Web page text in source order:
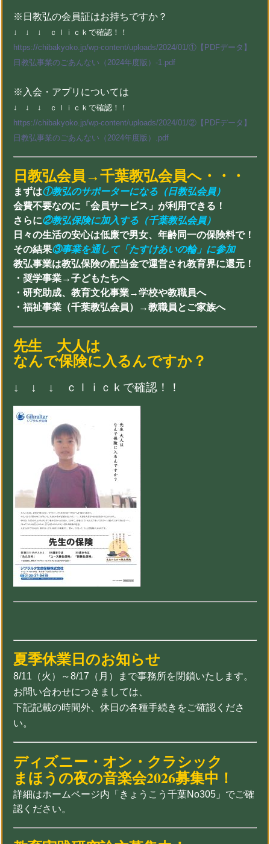
※日教弘の会員証はお持ちですか？
↓ ↓ ↓ ｃｌｉｃｋで確認！
！
https://chibakyoko.jp/wp-content/uploads/2024/01/①【PDFデータ】
日教弘事業のごあんない（2024年度版）-1.pdf
※入会・アプリについては
↓ ↓ ↓ ｃｌｉｃｋで確認！
！
https://chibakyoko.jp/wp-content/uploads/2024/01/②【PDFデータ】
日教弘事業のごあんない（2024年度版）.pdf
日教弘会員→千葉教弘会員へ・・・
まずは①教弘のサポーターになる（日教弘会員）
会費不要なのに「会員サービス」が利用できる！
さらに②教弘保険に加入する（千葉教弘会員）
日々の生活の安心は低廉で男女、年齢同一の保険料で！
その結果③事業を通して「たすけあいの輪」に参加
教弘事業は教弘保険の配当金で運営され教育界に還元！
・奨学事業→子どもたちへ
・研究助成、教育文化事業→学校や教職員へ
・福祉事業（千葉教弘会員）→教職員とご家族へ
先生 大人は
なんで保険に入るんですか？
↓ ↓ ↓ ｃｌｉｃｋで確認！ ！
夏季休業日のお知らせ
8/11（火）～8/17（月）まで事務所を閉鎖いたします。
お問い合わせにつきましては、
下記記載の時間外、休日の各種手続きをご確認くださ
い。
ディズニー・オン・クラシック
まほうの夜の音楽会2026募集中！
詳細はホームページ内「きょうこう千葉No305」でご確
認ください。